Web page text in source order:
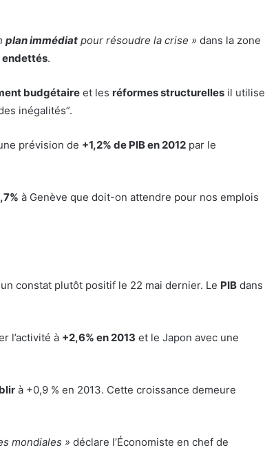
plan immédiat pour résoudre la crise » dans la zone
endettés.
budgétaire et les réformes structurelles il utilise
inégalités”.
prévision de +1,2% de PIB en 2012 par le
à Genève que doit-on attendre pour nos emplois
constat plutôt positif le 22 mai dernier. Le PIB dans
l’activité à +2,6% en 2013 et le Japon avec une
à +0,9 % en 2013. Cette croissance demeure
mondiales » déclare l’Économiste en chef de